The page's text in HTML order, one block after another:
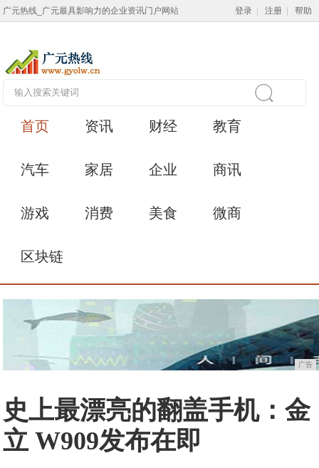
广元热线_广元最具影响力的企业资讯门户网站 登录 注册 帮助
首页 资讯 财经 教育
汽车 家居 企业 商讯
游戏 消费 美食 微商
区块链
广告
史上最漂亮的翻盖手机：金
立 W909发布在即